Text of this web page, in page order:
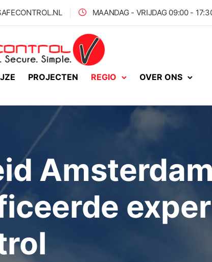
MAANDAG - VRIJDAG 09:00 -
PROJECTEN REGIO
OVER ONS